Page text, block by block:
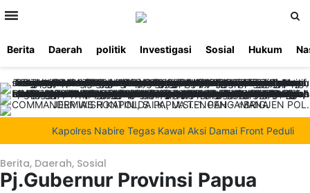
Berita Daerah politik Investigasi Sosial Hukum
Kapolres Nabire Tegas Kawal Aksi Damai Front Peduli
Berita, Daerah, Sosial
Pj.Gubernur Provinsi Papua